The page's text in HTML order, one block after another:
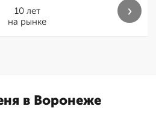
10 лет
на рынке
›
в Воронеже